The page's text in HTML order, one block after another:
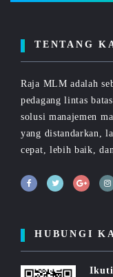
TENTANG
Raja MLM adalah
pedagang lintas
solusi manajemen
yang distandarkan,
cepat, lebih baik,
HUBUNGI